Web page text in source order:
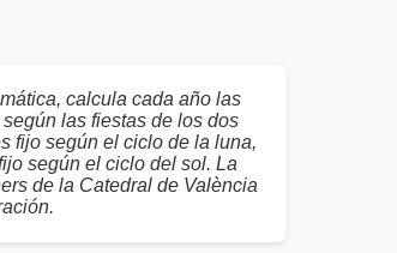
calcula cada año las
las fiestas de los dos
fijo según el ciclo de la luna,
según el ciclo del sol. La
de la Catedral de València